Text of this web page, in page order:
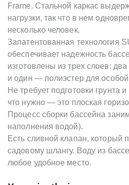
Frame. Стальной каркас
нагрузки, так что в нем
несколько человек.
Запатентованная технология
обеспечивает надежность
изготовлены из трех слоев:
и один — полиэстер для особой
Не требует подготовки грунта
что нужно — это плоская
Процесс сборки бассейна
наполнения водой).
Есть сливной клапан, который
садовому шлангу. Воду из
любое удобное место.